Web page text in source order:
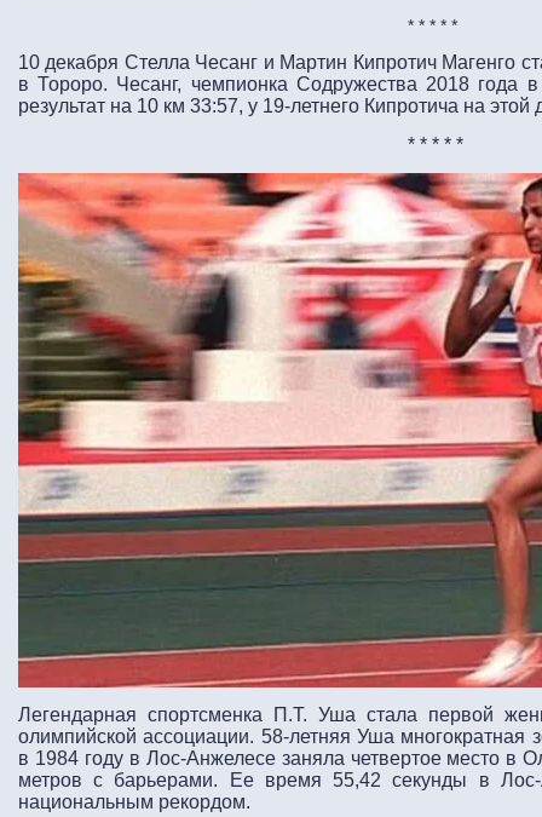
* * * * *
10 декабря Стелла Чесанг и Мартин Кипротич Магенго
в Тороро. Чесанг, чемпионка Содружества 2018 года
результат на 10 км 33:57, у 19-летнего Кипротича на
* * * * *
Легендарная спортсменка П.Т. Уша стала первой
олимпийской ассоциации. 58-летняя Уша многократная
в 1984 году в Лос-Анжелесе заняла четвертое место в
метров с барьерами. Ее время 55,42 секунды в
национальным рекордом.